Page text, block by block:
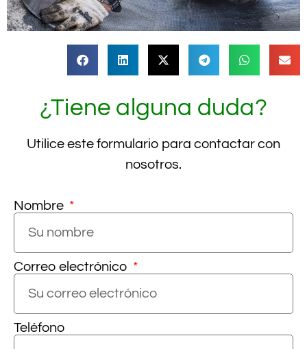
¿Tiene alguna duda?
Utilice este formulario para contactar con
nosotros.
Nombre
Correo electrónico
Teléfono